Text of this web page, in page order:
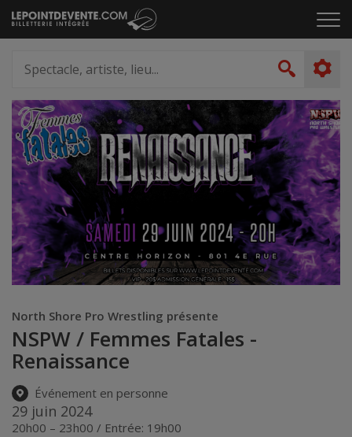
Passer
au
le
artiste,
lieu...
North Shore Pro Wrestling présente
NSPW / Femmes Fatales -
Renaissance
Événement en personne
29 juin 2024
20h00 – 23h00 / Entrée: 19h00